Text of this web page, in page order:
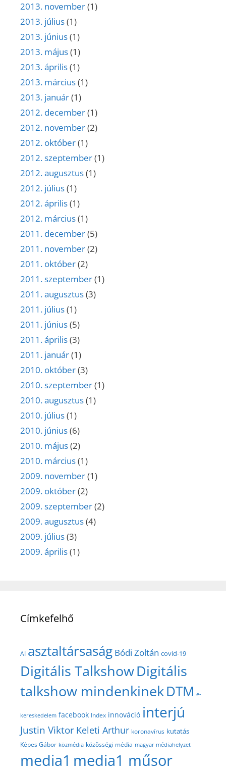
2013. november(1)
2013. július(1)
2013. június(1)
2013. május(1)
2013. április(1)
2013. március(1)
2013. január(1)
2012. december(1)
2012. november(2)
2012. október(1)
2012. szeptember(1)
2012. augusztus(1)
2012. július(1)
2012. április(1)
2012. március(1)
2011. december(5)
2011. november(2)
2011. október(2)
2011. szeptember(1)
2011. augusztus(3)
2011. július(1)
2011. június(5)
2011. április(3)
2011. január(1)
2010. október(3)
2010. szeptember(1)
2010. augusztus(1)
2010. július(1)
2010. június(6)
2010. május(2)
2010. március(1)
2009. november(1)
2009. október(2)
2009. szeptember(2)
2009. augusztus(4)
2009. július(3)
2009. április(1)
Címkefelhő
AI asztaltársaság Bódi Zoltán covid-19
Digitális TalkshowDigitális
talkshow mindenkinekDTM e-
kereskedelem facebook Index innováció interjú
Justin Viktor Keleti Arthur koronavírus kutatás
Képes Gábor közmédia közösségi média magyar médiahelyzet
media1 media1 műsor